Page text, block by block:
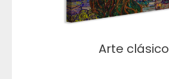
Arte clásico